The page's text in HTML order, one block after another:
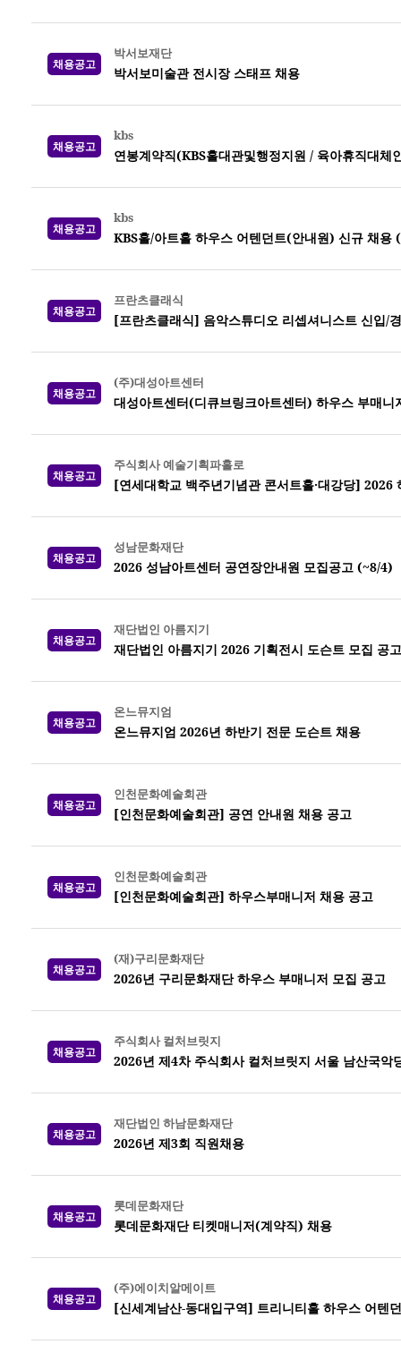
채용공고
박서보재단
박서보미술관 전시장 스태프 채용
채용공고
kbs
연봉계약직(KBS홀대관및행정지원 / 육아휴직대
채용공고
kbs
KBS홀/아트홀 하우스 어텐던트(안내원) 신규 채용
채용공고
프란츠클래식
[프란츠클래식] 음악스튜디오 리셉셔니스트 신입/
채용공고
(주)대성아트센터
대성아트센터(디큐브링크아트센터) 하우스 부매니
채용공고
주식회사 예술기획파홀로
[연세대학교 백주년기념관 콘서트홀·대강당] 2026
채용공고
성남문화재단
2026 성남아트센터 공연장안내원 모집공고 (~8/4)
채용공고
재단법인 아름지기
재단법인 아름지기 2026 기획전시 도슨트 모집 공고
채용공고
온느뮤지엄
온느뮤지엄 2026년 하반기 전문 도슨트 채용
채용공고
인천문화예술회관
[인천문화예술회관] 공연 안내원 채용 공고
채용공고
인천문화예술회관
[인천문화예술회관] 하우스부매니저 채용 공고
채용공고
(재)구리문화재단
2026년 구리문화재단 하우스 부매니저 모집 공고
채용공고
주식회사 컬처브릿지
2026년 제4차 주식회사 컬처브릿지 서울 남산국악
채용공고
재단법인 하남문화재단
2026년 제3회 직원채용
채용공고
롯데문화재단
롯데문화재단 티켓매니저(계약직) 채용
채용공고
(주)에이치알메이트
[신세계남산-동대입구역] 트리니티홀 하우스 어텐